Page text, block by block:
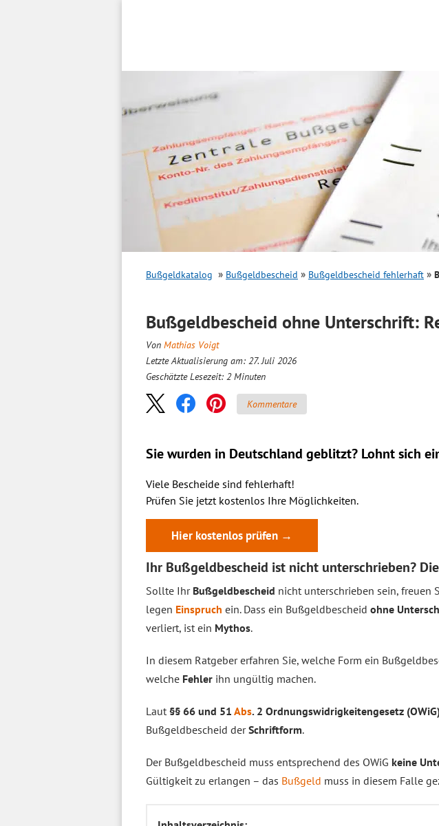
Bußgeldkatalog Bußgeldbescheid Bußgeldbescheid fehlerhaft
Bußgeldbescheid ohne Unterschrift:
Von Mathias Voigt
Letzte Aktualisierung am: 27. Juli 2026
Geschätzte Lesezeit: 2 Minuten
Kommentare
Sie wurden in Deutschland geblitzt? Lohnt sich
Viele Bescheide sind fehlerhaft!
Prüfen Sie jetzt kostenlos Ihre Möglichkeiten.
Hier kostenlos prüfen →
Ihr Bußgeldbescheid ist nicht unterschrieben?
Sollte Ihr Bußgeldbescheid nicht unterschrieben sein, freuen
legen Einspruch ein. Dass ein Bußgeldbescheid ohne
verliert, ist ein Mythos.
In diesem Ratgeber erfahren Sie, welche Form ein
welche Fehler ihn ungültig machen.
Laut §§ 66 und 51 Abs. 2 Ordnungswidrigkeitengesetz
Bußgeldbescheid derSchriftform.
Der Bußgeldbescheid muss entsprechend des OWiG keine
Gültigkeit zu erlangen – das Bußgeld muss in diesem Falle